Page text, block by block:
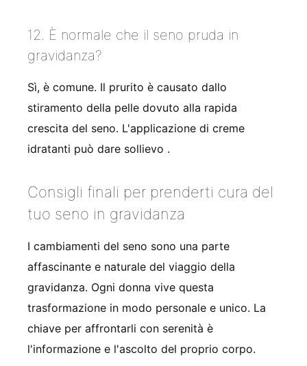
12. È normale che il seno pruda in
gravidanza?
Sì, è comune. Il prurito è causato dallo
stiramento della pelle dovuto alla rapida
crescita del seno. L'applicazione di creme
idratanti può dare sollievo .
Consigli finali per prenderti cura del
tuo seno in gravidanza
I cambiamenti del seno sono una parte
affascinante e naturale del viaggio della
gravidanza. Ogni donna vive questa
trasformazione in modo personale e unico. La
chiave per affrontarli con serenità è
l'informazione e l'ascolto del proprio corpo.